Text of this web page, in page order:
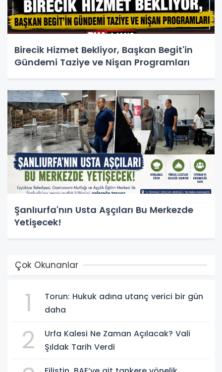
Birecik Hizmet Bekliyor, Başkan Begit'in
Gündemi Taziye ve Nişan Programları
Şanlıurfa'nın Usta Aşçıları Bu Merkezde
Yetişecek!
Çok Okunanlar
1
Torun: Hukuk adına utanç verici bir gün
daha
2
Urfa Kalesi Ne Zaman Açılacak? Vali
Şıldak Tarih Verdi